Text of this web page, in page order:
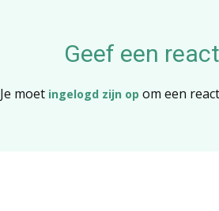
Geef een
Je moet ingelogd zijn op om een